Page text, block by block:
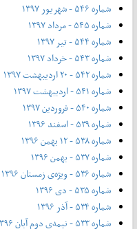
شماره ۵۴۶ - شهریور ۱۳۹۷
شماره ۵۴۵ - مرداد ۱۳۹۷
شماره ۵۴۴ - تیر ۱۳۹۷
شماره ۵۴۳ - خرداد ۱۳۹۷
شماره ۵۴۲ - ۲۰ اردیبهشت ۱۳۹۷
شماره ۵۴۱ - اردیبهشت ۱۳۹۷
شماره ۵۴۰ - فروردین ۱۳۹۷
شماره ۵۳۹ - اسفند ۱۳۹۶
شماره ۵۳۸ - ۱۲ بهمن ۱۳۹۶
شماره ۵۳۷ - بهمن ۱۳۹۶
شماره ۵۳۶ - ویژه‌ی زمستان ۱۳۹۶
شماره ۵۳۵ - دی ۱۳۹۶
شماره ۵۳۴ - آذر ۱۳۹۶
شماره ۵۳۳ - نیمه‌ی دوم آبان ۱۳۹۶